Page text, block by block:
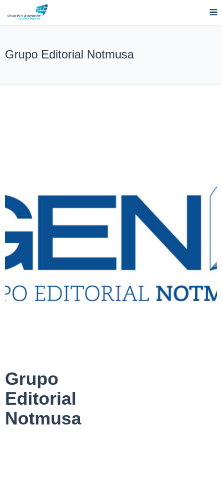
Grupo Editorial Notmusa
Grupo
Editorial
Notmusa